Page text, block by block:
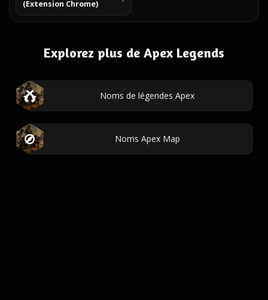
(Extension Chrome)
Explorez plus de Apex Legends
Noms de légendes Apex
Noms Apex Map